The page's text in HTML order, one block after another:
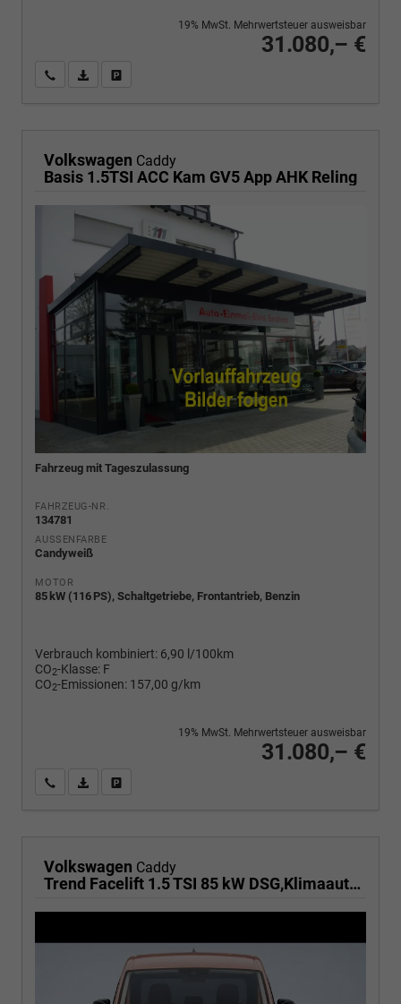
31.080,– €
19% MwSt. Mehrwertsteuer ausweisbar
Wir rufen Sie anPDF-Fahrzeugexposé drucken
Volkswagen Caddy
Basis 1.5TSI ACC Kam GV5 App AHK Reling
Fahrzeug mit Tageszulassung
FAHRZEUG-NR.
134781
AUSSENFARBE
Candyweiß
MOTOR
85 kW (116 PS), Schaltgetriebe, Frontantrieb, Benzin
Verbrauch kombiniert: 6,90 l/100km
CO2-Klasse: F
CO2-Emissionen: 157,00 g/km
31.080,– €
19% MwSt. Mehrwertsteuer ausweisbar
Wir rufen Sie anPDF-Fahrzeugexposé drucken
Volkswagen Caddy
Trend Facelift 1.5 TSI 85 kW DSG,Klimaautomatik, 5 Sitze, Zuziehhilfe Schiebetüren + Heckklappe, PDC v+h, ACC, Side Assist Blind Spot, Ausparkhilfe, Ausstiegswarner, Digital Cockpit PRO, Radioanlage Navigationsvorbereituing,, Mittearmlehne verstellbar